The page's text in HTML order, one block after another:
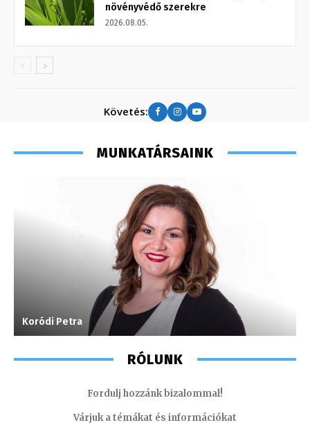
növényvédő szerekre
2026.08.05.
Követés:
MUNKATÁRSAINK
Koródi Petra
RÓLUNK
Fordulj hozzánk bizalommal!
Várjuk a témákat és információkat